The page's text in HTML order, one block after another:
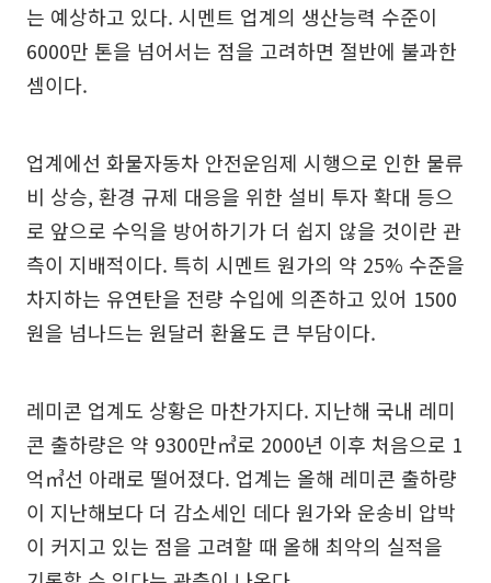
는 예상하고 있다. 시멘트 업계의 생산능력 수준이
6000만 톤을 넘어서는 점을 고려하면 절반에 불과한
셈이다.
업계에선 화물자동차 안전운임제 시행으로 인한 물류
비 상승, 환경 규제 대응을 위한 설비 투자 확대 등으
로 앞으로 수익을 방어하기가 더 쉽지 않을 것이란 관
측이 지배적이다. 특히 시멘트 원가의 약 25% 수준을
차지하는 유연탄을 전량 수입에 의존하고 있어 1500
원을 넘나드는 원달러 환율도 큰 부담이다.
레미콘 업계도 상황은 마찬가지다. 지난해 국내 레미
콘 출하량은 약 9300만㎥로 2000년 이후 처음으로 1
억㎥선 아래로 떨어졌다. 업계는 올해 레미콘 출하량
이 지난해보다 더 감소세인 데다 원가와 운송비 압박
이 커지고 있는 점을 고려할 때 올해 최악의 실적을